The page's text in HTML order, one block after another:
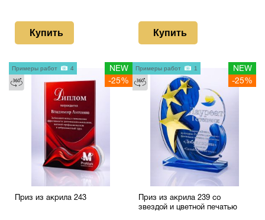
Купить Купить
Приз из акрила 243
NEW
-25%
Примеры работ 4
Приз из акрила 239 со
звездой и цветной печатью
NEW
-25%
Примеры работ 1